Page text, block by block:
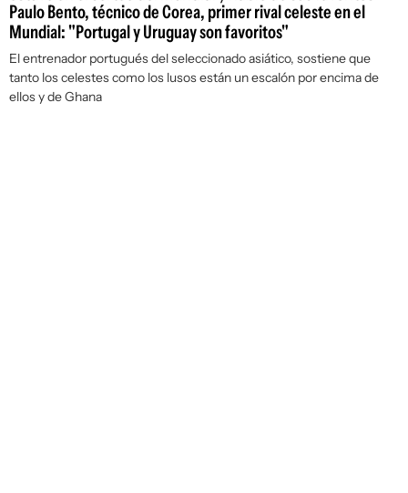
Paulo Bento, técnico de Corea, primer rival celeste en el
Mundial: "Portugal y Uruguay son favoritos"
El entrenador portugués del seleccionado asiático, sostiene que
tanto los celestes como los lusos están un escalón por encima de
ellos y de Ghana